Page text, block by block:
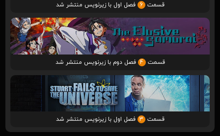
قسمت 6 فصل اول با زیرنویس منتشر شد
قسمت 4 فصل دوم با زیرنویس منتشر شد
قسمت 3 فصل اول با زیرنویس منتشر شد